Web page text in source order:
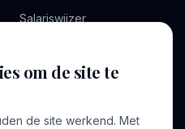
Salariswijzer
Profiel aanmaken
om de site te
de site werkend. Met